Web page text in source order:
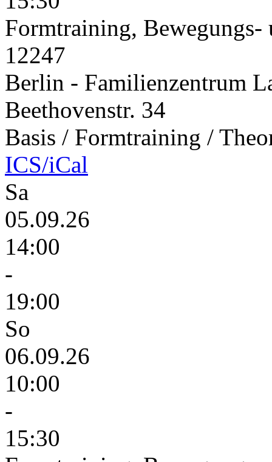
Formtraining,
12247
Berlin - Familienzentrum
Beethovenstr. 34
Basis / Formtraining /
ICS/iCal
Sa
05.09.26
14:00
-
19:00
So
06.09.26
10:00
-
15:30